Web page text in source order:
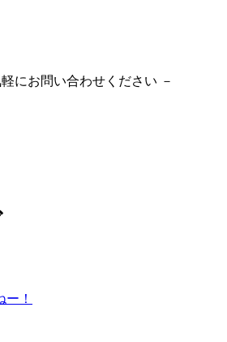
軽にお問い合わせください －
！